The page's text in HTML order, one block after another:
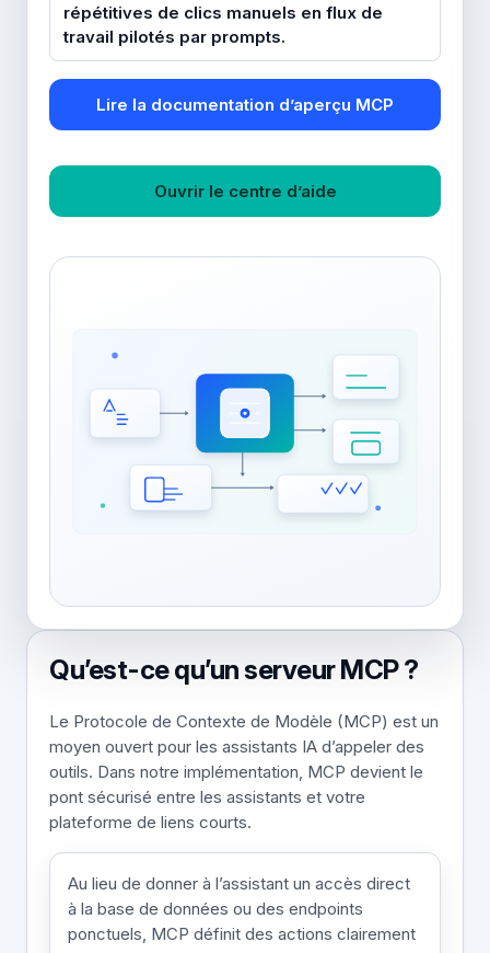
répétitives de clics manuels en flux de
travail pilotés par prompts.
Lire la documentation d’aperçu MCP
Ouvrir le centre d’aide
Qu’est-ce qu’un serveur MCP ?
Le Protocole de Contexte de Modèle (MCP) est un
moyen ouvert pour les assistants IA d’appeler des
outils. Dans notre implémentation, MCP devient le
pont sécurisé entre les assistants et votre
plateforme de liens courts.
Au lieu de donner à l’assistant un accès direct
à la base de données ou des endpoints
ponctuels, MCP définit des actions clairement